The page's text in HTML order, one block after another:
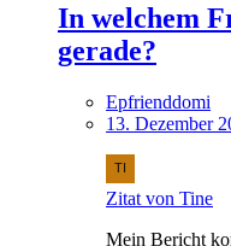
In welchem
gerade?
Epfrienddomi
13. Dezember
Zitat von Tine
Mein Bericht